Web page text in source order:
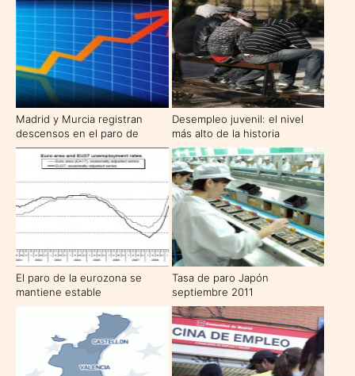
Madrid y Murcia registran
descensos en el paro de
octubre
Desempleo juvenil: el nivel
más alto de la historia
El paro de la eurozona se
mantiene estable
Tasa de paro Japón
septiembre 2011